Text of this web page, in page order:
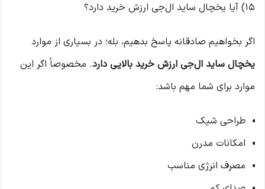
15) آیا یخچال ساید ال‌جی ارزش خرید دارد؟
اگر بخواهیم صادقانه پاسخ بدهیم، بله؛ در بسیاری از موارد
یخچال ساید ال‌جی ارزش خرید بالایی دارد. مخصوصاً اگر این
موارد برای شما مهم باشد:
طراحی شیک
امکانات مدرن
مصرف انرژی مناسب